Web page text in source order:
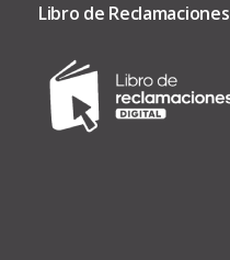
Libro de Reclamaciones